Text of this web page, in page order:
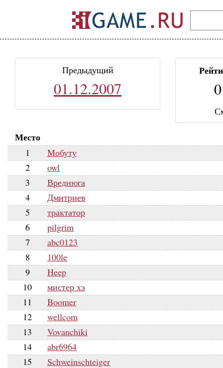
Предыдущий
01.12.2007
Место
1
Мобуту
2
owl
3
Вреднюга
4
Дмитриев
5
трактатор
6
pilgrim
7
abc0123
8
100le
9
Heep
10
мистер хэ
11
Boomer
12
wellcom
13
Vovanchiki
14
abr6964
15
Schweinschteiger